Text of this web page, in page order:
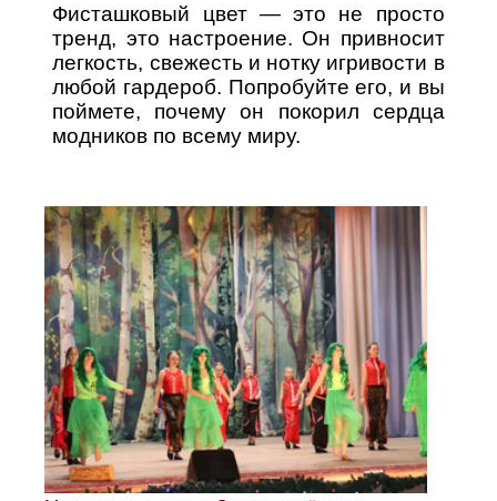
Фисташковый цвет — это не просто
тренд, это настроение. Он привносит
легкость, свежесть и нотку игривости в
любой гардероб. Попробуйте его, и вы
поймете, почему он покорил сердца
модников по всему миру.